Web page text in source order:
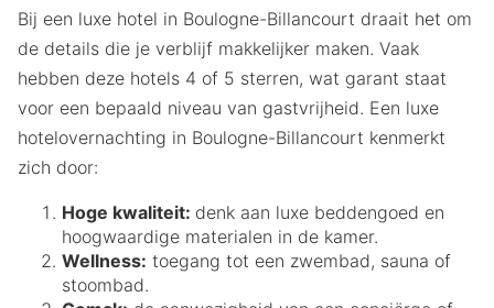
Bij een luxe hotel in Boulogne-Billancourt draait het om
de details die je verblijf makkelijker maken. Vaak
hebben deze hotels 4 of 5 sterren, wat garant staat
voor een bepaald niveau van gastvrijheid. Een luxe
hotelovernachting in Boulogne-Billancourt kenmerkt
zich door:
Hoge kwaliteit: denk aan luxe beddengoed en
hoogwaardige materialen in de kamer.
Wellness: toegang tot een zwembad, sauna of
stoombad.